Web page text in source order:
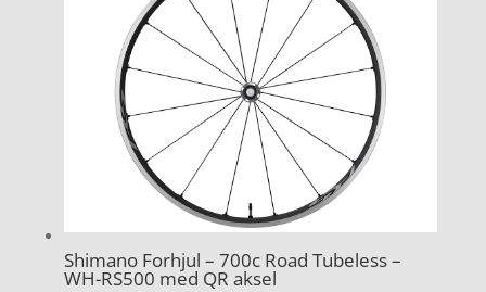
Shimano Forhjul – 700c Road Tubeless –
WH-RS500 med QR aksel